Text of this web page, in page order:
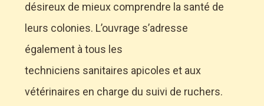
désireux de mieux comprendre la santé de
leurs colonies. L’ouvrage s’adresse
également à tous les
techniciens sanitaires apicoles et aux
vétérinaires en charge du suivi de ruchers.